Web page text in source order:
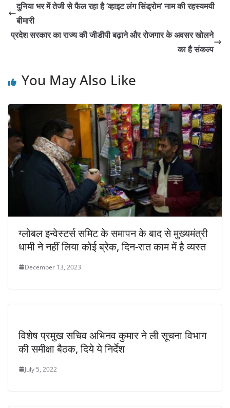
दुनिया भर में तेजी से फैल रहा है ‘व्हाइट लंग सिंड्रोम’ नाम की रहस्यमयी
बीमारी
प्रदेश सरकार का राज्य की जीडीपी बढ़ाने और रोजगार के अवसर खोलने
का है संकल्प
You May Also Like
ग्लोबल इन्वेस्टर्स समिट के समापन के बाद से मुख्यमंत्री
धामी ने नहीं लिया कोई ब्रेक, दिन-रात काम में है व्यस्त
December 13, 2023
विशेष प्रमुख सचिव अभिनव कुमार ने ली सूचना विभाग
की समीक्षा बैठक, दिये ये निर्देश
July 5, 2022